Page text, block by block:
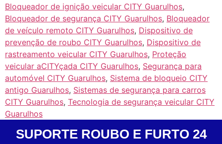
Bloqueador de ignição veicular CITY Guarulhos,
Bloqueador de segurança CITY Guarulhos, Bloqueador
de veículo remoto CITY Guarulhos, Dispositivo de
prevenção de roubo CITY Guarulhos, Dispositivo de
rastreamento veicular CITY Guarulhos, Proteção
veicular aCITYçada CITY Guarulhos, Segurança para
automóvel CITY Guarulhos, Sistema de bloqueio CITY
antigo Guarulhos, Sistemas de segurança para carros
CITY Guarulhos, Tecnologia de segurança veicular CITY
Guarulhos
SUPORTE ROUBO E FURTO 24